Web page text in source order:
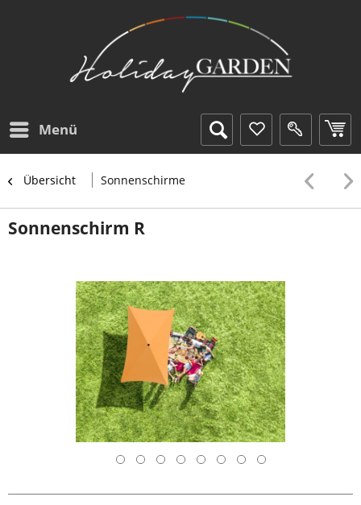
Menü
Übersicht Sonnenschirme
Sonnenschirm R